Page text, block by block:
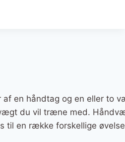
for godt greb – Til
en håndtag og en eller to
du vil træne med.
til en række forskellige